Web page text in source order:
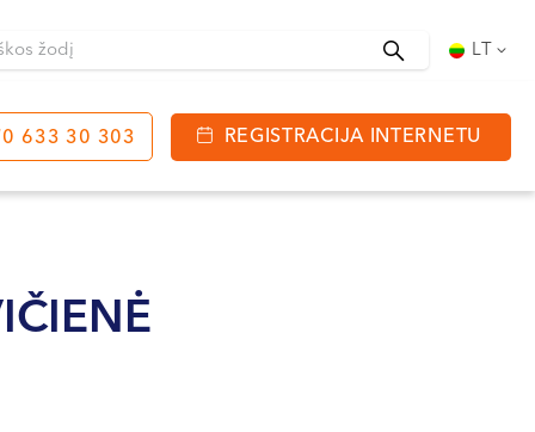
laikas:
08:00 - 20:00
LT
633 30 303 REGISTRACIJA INTERNETU